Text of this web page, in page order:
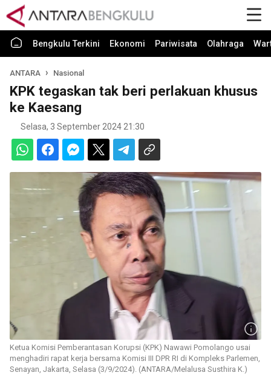
Bengkulu Terkini Ekonomi Pariwisata Olahraga
ANTARA Nasional
KPK tegaskan tak beri perlakuan khusus
ke Kaesang
Selasa, 3 September 2024 21:30
Ketua Komisi Pemberantasan Korupsi (KPK) Nawawi Pomolango usai
menghadiri rapat kerja bersama Komisi III DPR RI di Kompleks Parlemen,
Senayan, Jakarta, Selasa (3/9/2024). (ANTARA/Melalusa Susthira K.)